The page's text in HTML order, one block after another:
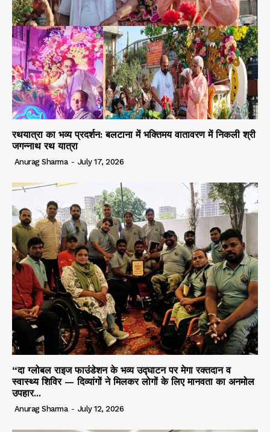
रथयात्रा का भव्य प्रदर्शन: बलटाना में भक्तिमय वातावरण में निकली श्री
जगन्नाथ रथ यात्रा
Anurag Sharma - July 17, 2026
“दा ग्लोबल राइज फाउंडेशन के भव्य उद्घाटन पर मेगा रक्तदान व
स्वास्थ्य शिविर — दिव्यांगों ने मिलकर लोगों के लिए मानवता का अनमोल
उपहार...
Anurag Sharma - July 12, 2026